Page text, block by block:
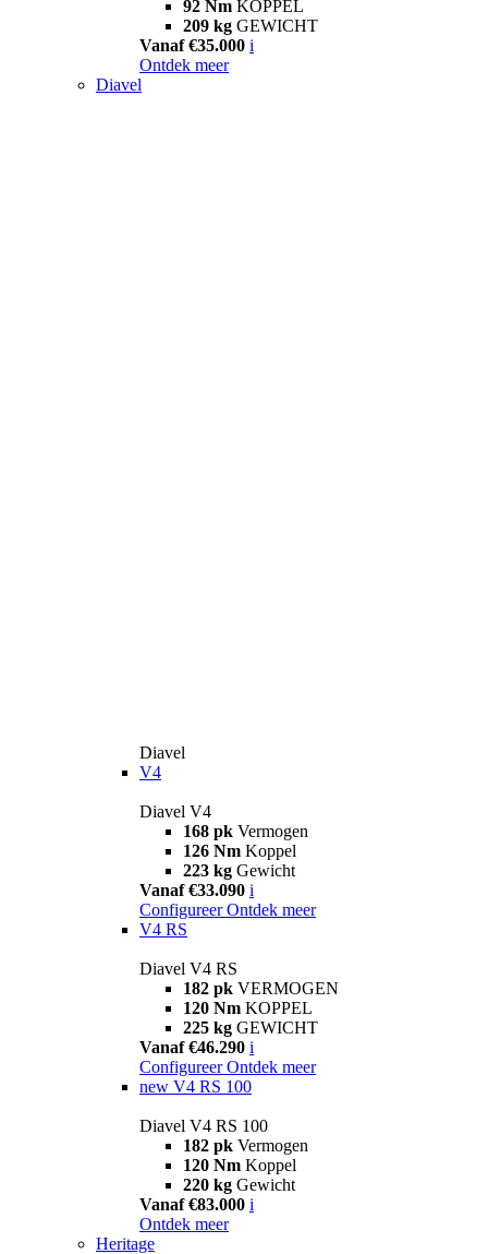
92 Nm KOPPEL
209 kg GEWICHT
Vanaf €35.000 i
Ontdek meer
Diavel
Diavel
V4
Diavel V4
168 pk Vermogen
126 Nm Koppel
223 kg Gewicht
Vanaf €33.090 i
Configureer Ontdek meer
V4 RS
Diavel V4 RS
182 pk VERMOGEN
120 Nm KOPPEL
225 kg GEWICHT
Vanaf €46.290 i
Configureer Ontdek meer
new V4 RS 100
Diavel V4 RS 100
182 pk Vermogen
120 Nm Koppel
220 kg Gewicht
Vanaf €83.000 i
Ontdek meer
Heritage